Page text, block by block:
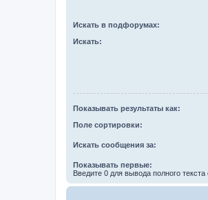
Искать в подфорумах:
Искать:
Показывать результаты как:
Поле сортировки:
Искать сообщения за:
Показывать первые:
Введите 0 для вывода полного текста